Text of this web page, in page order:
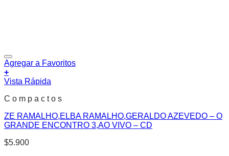
Agregar a Favoritos
+
Vista Rápida
C o m p a c t o s
ZE RAMALHO,ELBA RAMALHO,GERALDO AZEVEDO – O
GRANDE ENCONTRO 3,AO VIVO – CD
$5.900